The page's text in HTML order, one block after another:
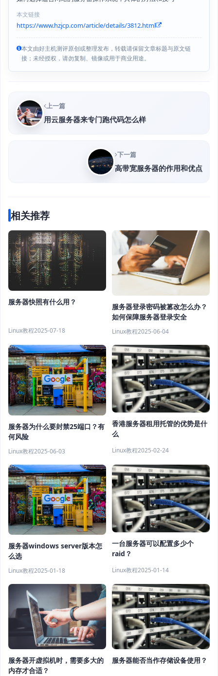
本文链接
https://www.hzjcp.com/article/details/3812.html
本文由好主机测评原创或整理发布，转载请保留文章标题与原文链
接；未经授权，请勿复制、镜像或用于商业用途。
上一篇
用云服务器来专门跑代码怎么样
下一篇
高带宽服务器的作用和优点
相关推荐
服务器快照有什么用？
Linux教程2025-07-18
服务器登录密码被篡改怎么办？
如何保障服务器登录安全
Linux教程2025-06-04
服务器为什么要封禁25端口？有
何风险
Linux教程2025-06-03
香港服务器租用托管的优势是什
么
Linux教程2025-02-24
服务器windows server版本怎
么选
Linux教程2025-01-18
一台服务器可以配置多少个
raid？
Linux教程2025-01-14
服务器开虚拟机时，需要多大的
内存才合适？
服务器能否当作存储设备使用？